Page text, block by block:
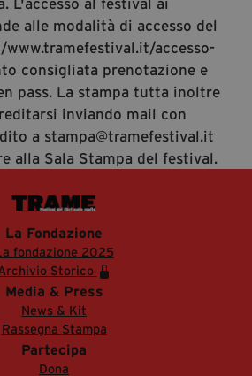
alle modalità di accesso del
accesso-
consigliata prenotazione e
pass. La stampa tutta inoltre
inviando mail con
a stampa@tramefestival.it
alla Sala Stampa del festival.
La Fondazione
fondazione 2025
Storico
Media & Press
News & Kit
Rassegna Stampa
Partecipa
Dona